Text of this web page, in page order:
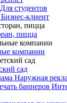
Для студентов
Бизнес-клиент
пицца
компании
сад
Наружная